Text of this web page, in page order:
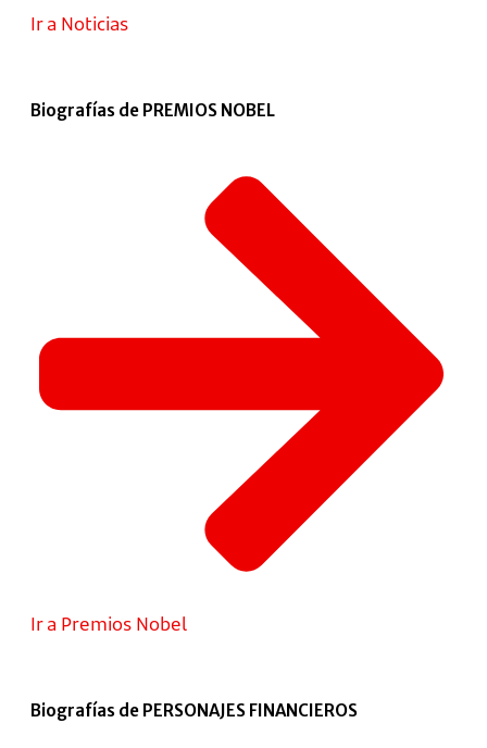
Ir a Noticias
Biografías de PREMIOS NOBEL
Ir a Premios Nobel
Biografías de PERSONAJES FINANCIEROS